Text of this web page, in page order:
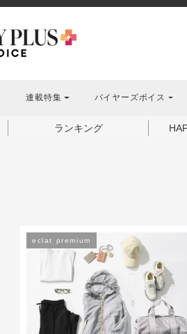
連載特集 バイヤーズボイス
ランキング
eclat premium